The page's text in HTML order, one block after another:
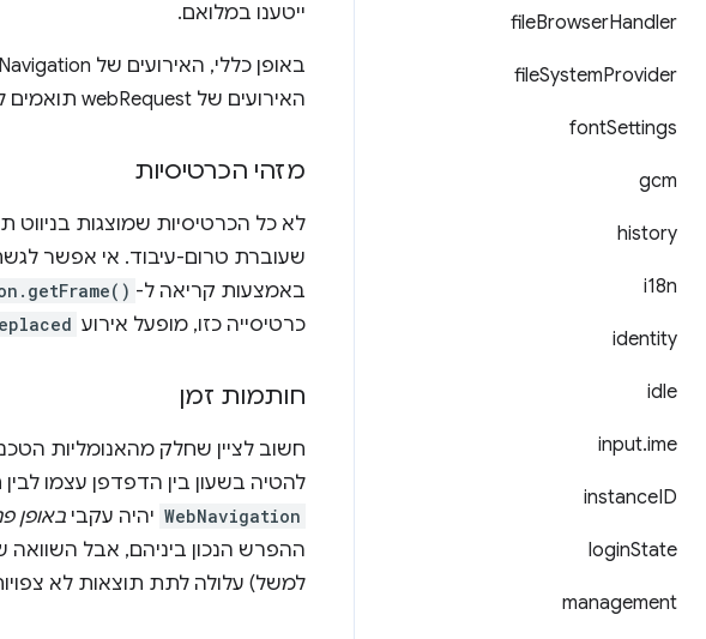
fileBrowserHandler
fileSystemProvider
fontSettings
gcm
history
i18n
identity
idle
input.ime
instanceID
loginState
management
ייטענו במלואם.
האירועים של webRequest תואמים למצב של מחסנית הרשת, שבדרך כלל לא גלוי למשתמש.
מזהי הכרטיסיות
שעוברת טרום-עיבוד. אי אפשר
באמצעות קריאה ל-
כרטיסייה כזו, מופעל אירוע
חותמות זמן
להטיה בשעון בין הדפדפן עצמו
WebNavigation יהיה עקבי באופן
ההפרש הנכון ביניהם, אבל
למשל) עלולה לתת תוצאות לא